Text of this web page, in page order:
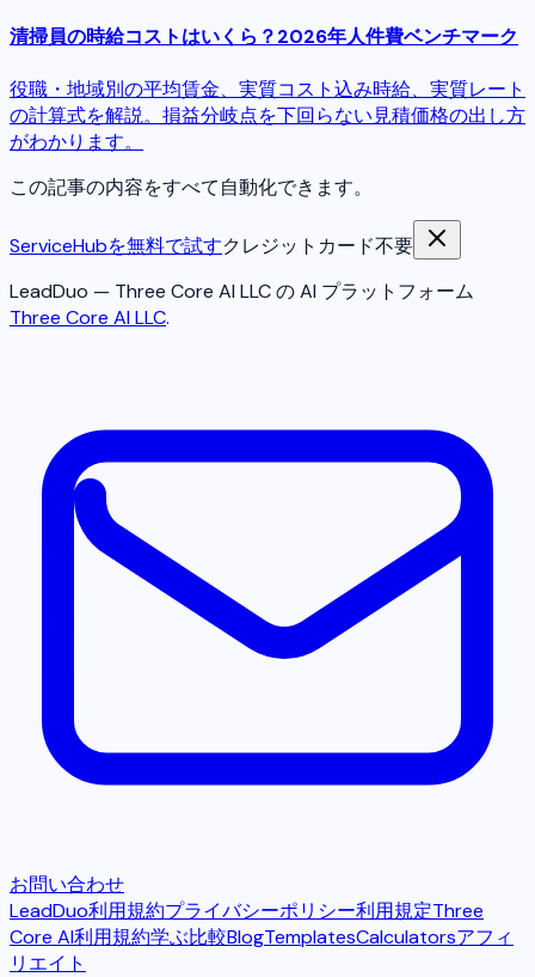
清掃員の時給コストはいくら？2026年人件費ベンチマーク
役職・地域別の平均賃金、実質コスト込み時給、実質レート
の計算式を解説。損益分岐点を下回らない見積価格の出し方
がわかります。
この記事の内容をすべて自動化できます。
ServiceHubを無料で試すクレジットカード不要
LeadDuo — Three Core AI LLC の AI プラットフォーム
Three Core AI LLC.
お問い合わせ
LeadDuo利用規約プライバシーポリシー利用規定Three
Core AI利用規約学ぶ比較BlogTemplatesCalculatorsアフィ
リエイト